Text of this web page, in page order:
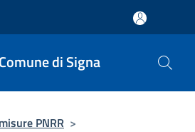
Comune di Signa
PNRR >